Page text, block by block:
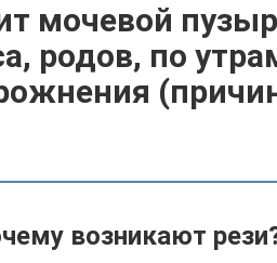
мочевой
родов, по
возникают